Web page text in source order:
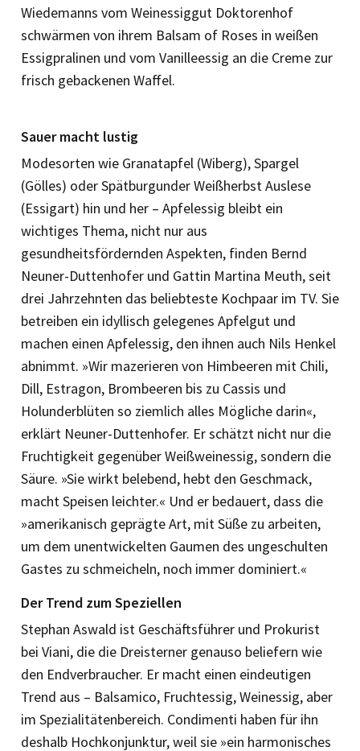
Wiedemanns vom Weinessiggut Doktorenhof
schwärmen von ihrem Balsam of Roses in weißen
Essigpralinen und vom Vanilleessig an die Creme zur
frisch gebackenen Waffel.
Sauer macht lustig
Modesorten wie Granatapfel (Wiberg), Spargel
(Gölles) oder Spätburgunder Weißherbst Auslese
(Essigart) hin und her – Apfelessig bleibt ein
wichtiges Thema, nicht nur aus
gesundheitsfördernden Aspekten, finden Bernd
Neuner-Duttenhofer und Gattin Martina Meuth, seit
drei Jahrzehnten das beliebteste Kochpaar im TV. Sie
betreiben ein idyllisch gelegenes Apfelgut und
machen einen Apfelessig, den ihnen auch Nils Henkel
abnimmt. »Wir mazerieren von Himbeeren mit Chili,
Dill, Estragon, Brombeeren bis zu Cassis und
Holunderblüten so ziemlich alles Mögliche ­darin«,
erklärt Neuner-Duttenhofer. Er schätzt nicht nur die
Fruchtigkeit ge­genüber Weißweinessig, sondern die
Säure. »Sie wirkt belebend, hebt den Geschmack,
macht Speisen leichter.« Und er bedauert, dass die
»amerikanisch geprägte Art, mit Süße zu arbeiten,
um dem unentwickelten Gaumen des ungeschulten
Gastes zu schmeicheln, noch immer dominiert.«
Der Trend zum Speziellen
Stephan Aswald ist Geschäftsführer und Prokurist
bei Viani, die die Dreisterner genauso beliefern wie
den Endverbraucher. Er macht einen eindeutigen
Trend aus – Balsamico, Fruchtessig, Weinessig, aber
im Spezialitätenbereich. ­Condimenti haben für ihn
deshalb Hochkonjunktur, weil sie »ein harmonisches